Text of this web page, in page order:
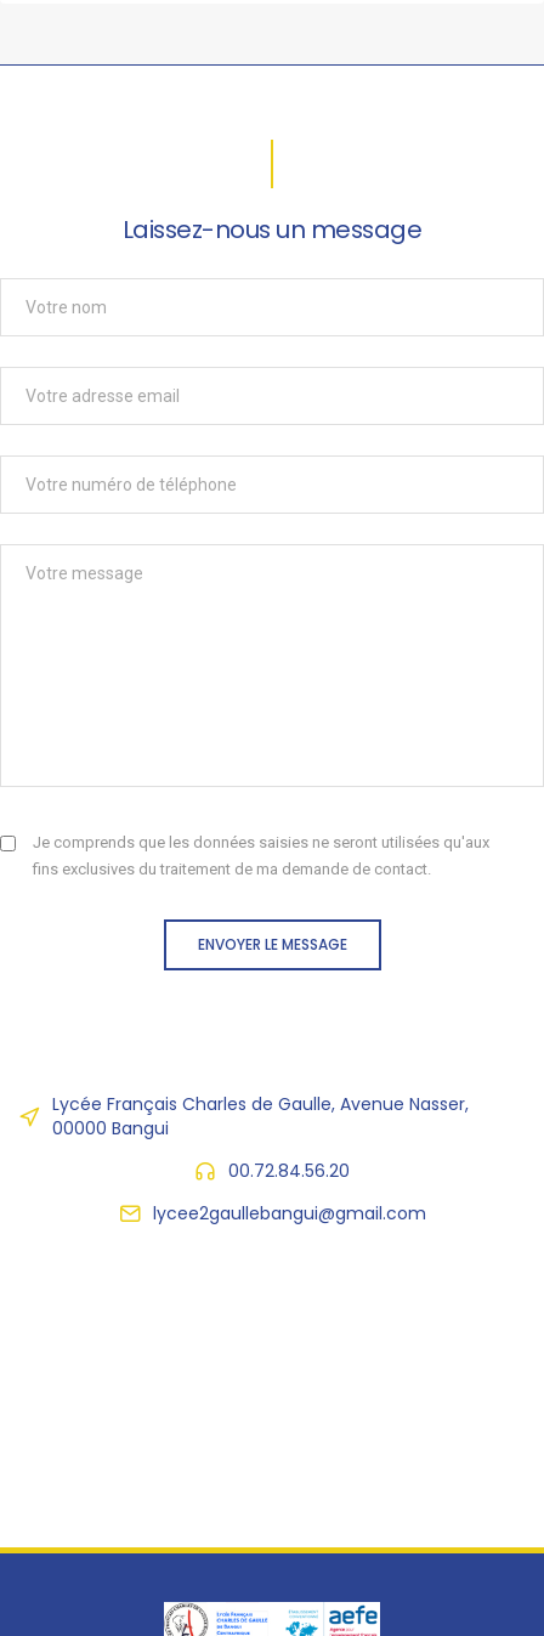
Laissez-nous un message
Je comprends que les données saisies ne seront utilisées qu'aux
fins exclusives du traitement de ma demande de contact.
ENVOYER LE MESSAGE
Lycée Français Charles de Gaulle, Avenue Nasser,
00000 Bangui
00.72.84.56.20
lycee2gaullebangui@gmail.com